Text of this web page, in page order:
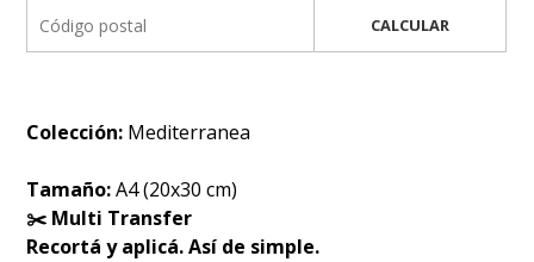
CALCULAR
Colección: Mediterranea
Tamaño:A4 (20x30 cm)
✂️ Multi Transfer
Recortá y aplicá. Así de simple.